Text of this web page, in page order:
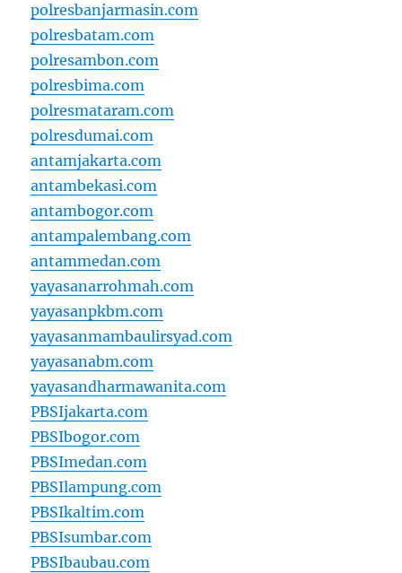
polresbanjarmasin.com
polresbatam.com
polresambon.com
polresbima.com
polresmataram.com
polresdumai.com
antamjakarta.com
antambekasi.com
antambogor.com
antampalembang.com
antammedan.com
yayasanarrohmah.com
yayasanpkbm.com
yayasanmambaulirsyad.com
yayasanabm.com
yayasandharmawanita.com
PBSIjakarta.com
PBSIbogor.com
PBSImedan.com
PBSIlampung.com
PBSIkaltim.com
PBSIsumbar.com
PBSIbaubau.com